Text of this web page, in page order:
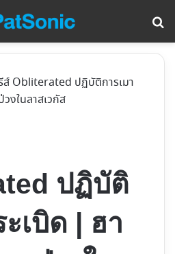
ส์ Obliterated ปฏิบัติการเมา
งในลาสเวกัส
ปฏิบัติ
เบิด | ฮา